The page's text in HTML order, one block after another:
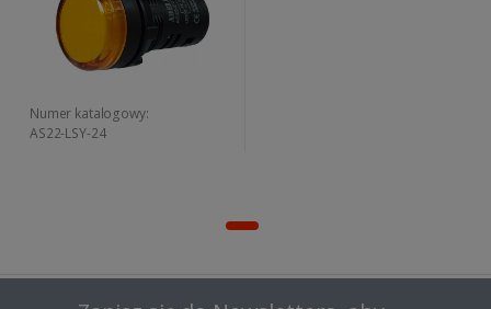
Numer katalogowy:
AS22-LSY-24